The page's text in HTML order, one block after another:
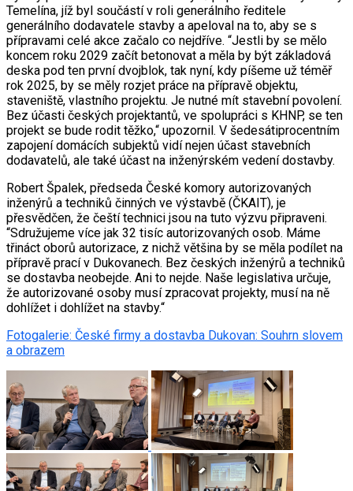
Temelína, jíž byl součástí v roli generálního ředitele
generálního dodavatele stavby a apeloval na to, aby se s
přípravami celé akce začalo co nejdříve. “Jestli by se mělo
koncem roku 2029 začít betonovat a měla by být základová
deska pod ten první dvojblok, tak nyní, kdy píšeme už téměř
rok 2025, by se měly rozjet práce na přípravě objektu,
staveniště, vlastního projektu. Je nutné mít stavební povolení.
Bez účasti českých projektantů, ve spolupráci s KHNP, se ten
projekt se bude rodit těžko,“ upozornil. V šedesátiprocentním
zapojení domácích subjektů vidí nejen účast stavebních
dodavatelů, ale také účast na inženýrském vedení dostavby.
Robert Špalek, předseda České komory autorizovaných
inženýrů a techniků činných ve výstavbě (ČKAIT), je
přesvědčen, že čeští technici jsou na tuto výzvu připraveni.
“Sdružujeme více jak 32 tisíc autorizovaných osob. Máme
třináct oborů autorizace, z nichž většina by se měla podílet na
přípravě prací v Dukovanech. Bez českých inženýrů a techniků
se dostavba neobejde. Ani to nejde. Naše legislativa určuje,
že autorizované osoby musí zpracovat projekty, musí na ně
dohlížet i dohlížet na stavby.“
Fotogalerie: České firmy a dostavba Dukovan: Souhrn slovem
a obrazem